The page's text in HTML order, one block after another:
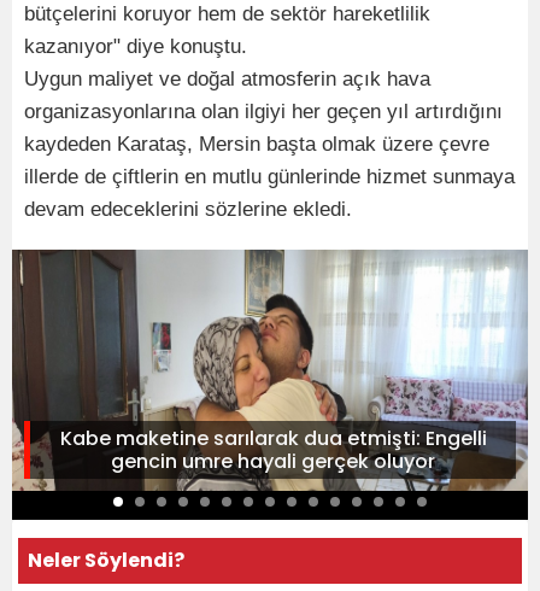
bütçelerini koruyor hem de sektör hareketlilik
kazanıyor" diye konuştu.
Uygun maliyet ve doğal atmosferin açık hava
organizasyonlarına olan ilgiyi her geçen yıl artırdığını
kaydeden Karataş, Mersin başta olmak üzere çevre
illerde de çiftlerin en mutlu günlerinde hizmet sunmaya
devam edeceklerini sözlerine ekledi.
Kabe maketine sarılarak dua etmişti: Engelli
gencin umre hayali gerçek oluyor
Neler Söylendi?